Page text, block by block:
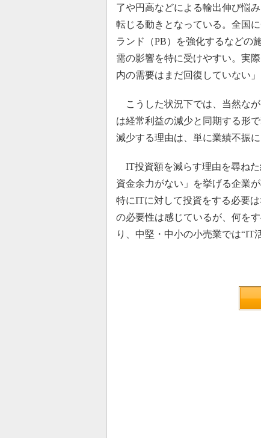
了や円高などによる輸出伸び悩
転じる動きとなっている。全国
ランド（PB）を強化するなどの
需の影響を特に受けやすい。実
内の需要はまだ回復していない
こうした状況下では、当然なが
は経常利益の減少と同期する形
減少する理由は、単に業績不振
IT投資額を減らす理由を尋ね
資金余力がない」を挙げる企業
特にITに対して投資をする必要
の必要性は感じているが、何を
り、中堅・中小の小売業では“IT